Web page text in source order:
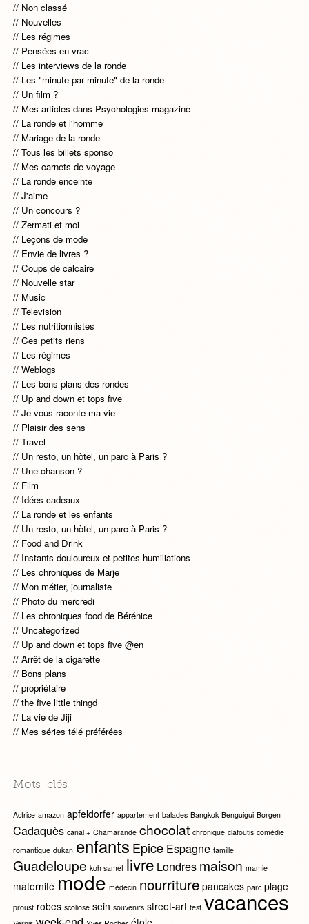
Non classé
Nouvelles
Les régimes
Pensées en vrac
Les interviews de la ronde
Les "minute par minute" de la ronde
Un film ?
Mes articles dans Psychologies magazine
La ronde et l'homme
Mariage de la ronde
Tous les billets sponso
Mes carnets de voyage
La ronde enceinte
J'aime
Un concours ?
Zermati et moi
Leçons de mode
Envie de livres ?
Coups de calcaire
Nouvelle star
Music
Television
Les nutritionnistes
Ces petits riens
Les régimes
Weblogs
Les bons plans des rondes
Up and down et tops five
Je vous raconte ma vie
Plaisir des sens
Travel
Un resto, un hòtel, un parc à Paris ?
Une chanson ?
Film
Idées cadeaux
La ronde et les enfants
Un resto, un hòtel, un parc à Paris ?
Food and Drink
Instants douloureux et petites humiliations
Les chroniques de Marje
Mon métier, journaliste
Photo du mercredi
Les chroniques food de Bérénice
Uncategorized
Up and down et tops five @en
Arrêt de la cigarette
Bons plans
propriétaire
the five little thingd
La vie de Jiji
Mes séries télé préférées
Mots-clés
Actrice amazon apfeldorfer appartement balades Bangkok Benguigui Borgen
Cadaquès canal + Chamarande chocolat chronique clafoutis comédie
romantique dukan enfants Epice Espagne famille
Guadeloupe koh samet livre Londres maison mamie
maternité mode médecin nourriture pancakes parc plage
proust robes scoliose sein souvenirs street-art test vacances